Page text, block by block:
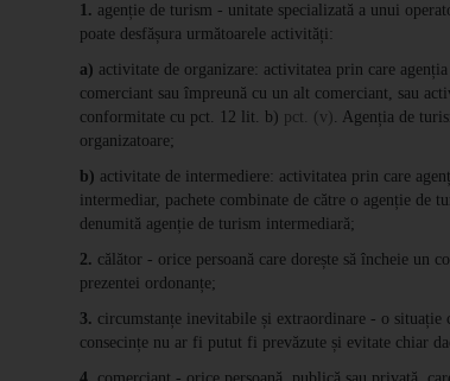
1. agenție de turism - unitate specializată a unui
poate desfășura următoarele activități:
a) activitate de organizare: activitatea prin care
comerciant sau împreună cu un alt comerciant, sau
conformitate cu pct. 12 lit. b) pct. (v). Agenția de
organizatoare;
b) activitate de intermediere: activitatea prin care
intermediar, pachete combinate de către o agenție de
denumită agenție de turism intermediară;
2. călător - orice persoană care dorește să încheie un
prezentei ordonanțe;
3. circumstanțe inevitabile și extraordinare - o situație
consecințe nu ar fi putut fi prevăzute și evitate chiar